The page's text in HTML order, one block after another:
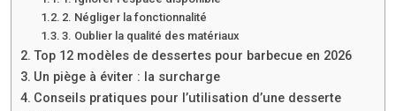
2. Négliger la fonctionnalité
3. Oublier la qualité des matériaux
Top 12 modèles de dessertes pour barbecue en 2026
Un piège à éviter : la surcharge
Conseils pratiques pour l’utilisation d’une desserte